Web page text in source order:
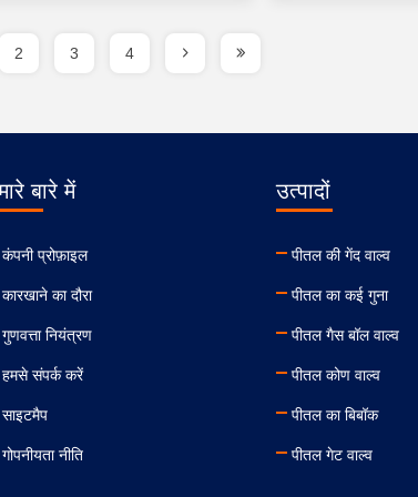
2 3 4
बारे में
कंपनी प्रोफ़ाइल
कारखाने का दौरा
गुणवत्ता नियंत्रण
हमसे संपर्क करें
साइटमैप
गोपनीयता नीति
उत्पादों
पीतल की गेंद वाल्व
पीतल का कई गुना
पीतल गैस बॉल वाल्व
पीतल कोण वाल्व
पीतल का बिबॉक
पीतल गेट वाल्व